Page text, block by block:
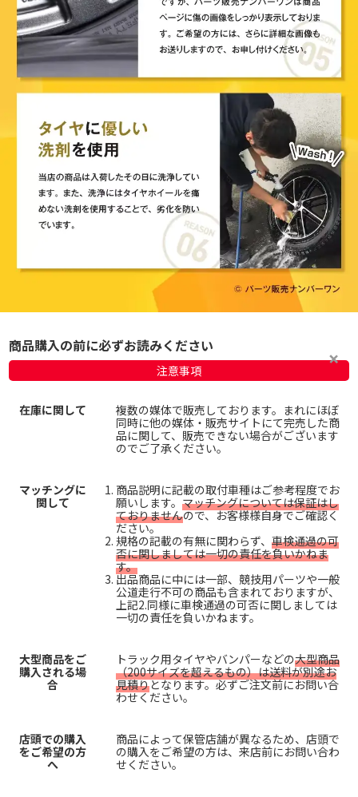
商品購入の前に必ずお読みください
注意事項
在庫に関して
複数の媒体で販売しております。まれにほぼ
同時に他の媒体・販売サイトにて完売した商
品に関して、販売できない場合がございます
のでご了承ください。
マッチングに
関して
商品説明に記載の取付車種はご参考程度でお
願いします。 マッチングについては保証はし
ておりませんので、お客様様自身でご確認く
ださい。
規格の記載の有無に関わらず、 車検通過の可
否に関しましては一切の責任を負いかねま
す。
出品商品に中には一部、競技用パーツや一般
公道走行不可の商品も含まれておりますが、
上記2.同様に車検通過の可否に関しましては
一切の責任を負いかねます。
大型商品をご
購入される場
合
トラック用タイヤやバンパーなどの大型商品
（200サイズを超えるもの）は送料が別途お
見積りとなります。必ずご注文前にお問い合
わせください。
店頭での購入
をご希望の方
へ
商品によって保管店舗が異なるため、店頭で
の購入をご希望の方は、来店前にお問い合わ
せください。